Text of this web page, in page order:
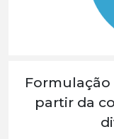
partir da